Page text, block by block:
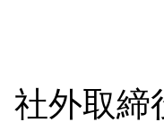
社外取